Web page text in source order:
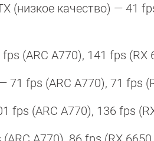
(низкое качество) — 41
(ARC A770), 141 fps (RX
71 fps (ARC A770), 71 fps
fps (ARC A770), 136 fps